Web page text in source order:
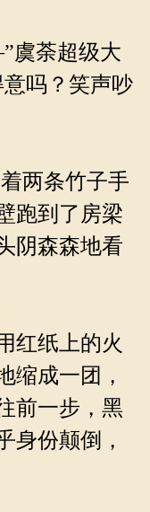
荼超级大
吗？笑声吵
两条竹子手
跑到了房梁
阴森森地看
红纸上的火
缩成一团，
前一步，黑
身份颠倒，